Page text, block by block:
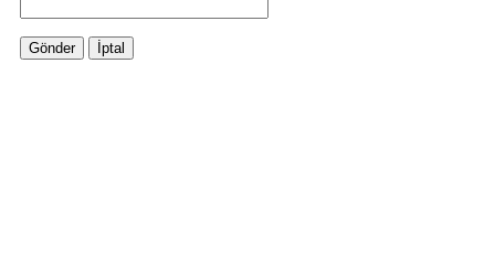
Gönder İptal